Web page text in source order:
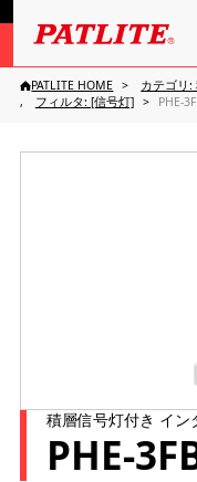
PATLITE HOME
カテゴリ:
フィルタ: [信号灯]
PHE-
積層信号灯付き イン
PHE-